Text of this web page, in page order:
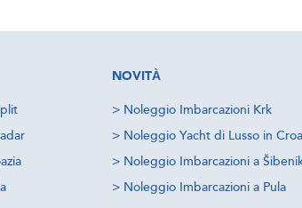
NOVITÀ
> Noleggio Imbarcazioni Krk
> Noleggio Yacht di Lusso in
> Noleggio Imbarcazioni a
> Noleggio Imbarcazioni a Pula